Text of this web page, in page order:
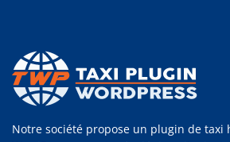
Notre société propose un plugin de taxi